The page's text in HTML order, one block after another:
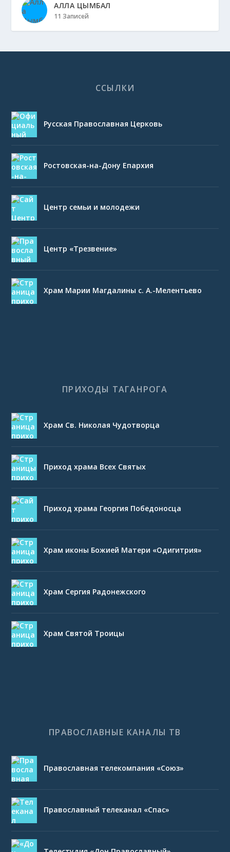
АЛЛА ЦЫМБАЛ
11 Записей
ССЫЛКИ
Русская Православная Церковь
Ростовская-на-Дону Епархия
Центр семьи и молодежи
Центр «Трезвение»
Храм Марии Магдалины с. А.-Мелентьево
ПРИХОДЫ ТАГАНРОГА
Храм Св. Николая Чудотворца
Приход храма Всех Святых
Приход храма Георгия Победоносца
Храм иконы Божией Матери «Одигитрия»
Храм Сергия Радонежского
Храм Святой Троицы
ПРАВОСЛАВНЫЕ КАНАЛЫ ТВ
Православная телекомпания «Союз»
Православный телеканал «Спас»